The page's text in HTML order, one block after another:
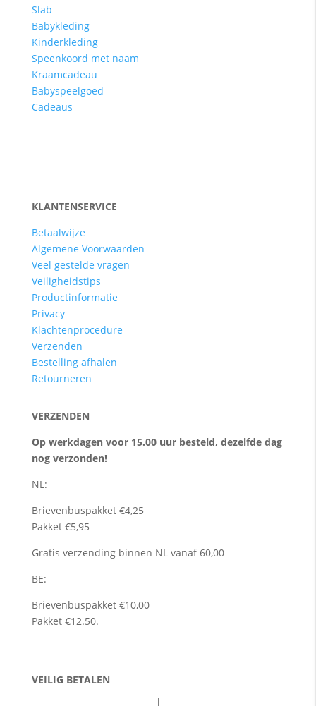
Slab
Babykleding
Kinderkleding
Speenkoord met naam
Kraamcadeau
Babyspeelgoed
Cadeaus
KLANTENSERVICE
Betaalwijze
Algemene Voorwaarden
Veel gestelde vragen
Veiligheidstips
Productinformatie
Privacy
Klachtenprocedure
Verzenden
Bestelling afhalen
Retourneren
VERZENDEN
Op werkdagen voor 15.00 uur besteld, dezelfde dag
nog verzonden!
NL:
Brievenbuspakket €4,25
Pakket €5,95
Gratis verzending binnen NL vanaf 60,00
BE:
Brievenbuspakket €10,00
Pakket €12.50.
VEILIG BETALEN